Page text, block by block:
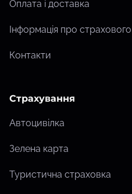
Оплата і доставка
Інформація про
Контакти
Страхування
Автоцивілка
Зелена карта
Туристична страховка